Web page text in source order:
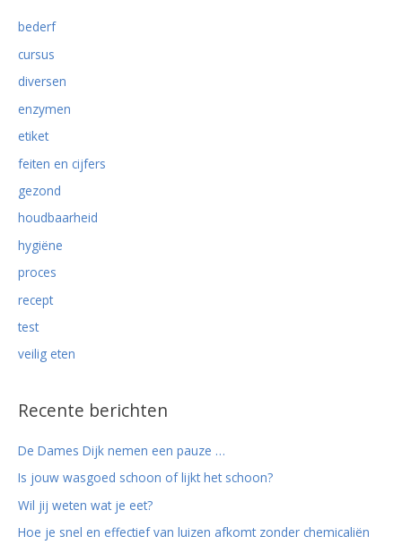
a
a
r
:
bederf
cursus
diversen
enzymen
etiket
feiten en cijfers
gezond
houdbaarheid
hygiëne
proces
recept
test
veilig eten
Recente berichten
De Dames Dijk nemen een pauze …
Is jouw wasgoed schoon of lijkt het schoon?
Wil jij weten wat je eet?
Hoe je snel en effectief van luizen afkomt zonder chemicaliën